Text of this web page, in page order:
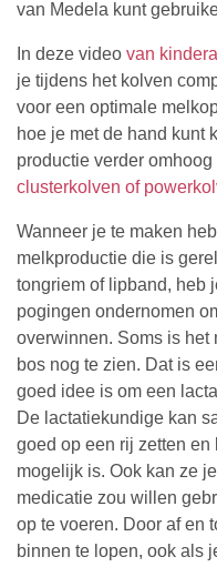
van Medela kunt
In deze video van
je tijdens het kolven
voor een optimale
hoe je met de hand kunt
productie verder
clusterkolven of
Wanneer je te maken
melkproductie die is
tongriem of lipband, heb
pogingen ondernomen
overwinnen. Soms is het
bos nog te zien. Dat is
goed idee is om een
De lactatiekundige kan
goed op een rij zetten
mogelijk is. Ook kan ze
medicatie zou willen
op te voeren. Door af en
binnen te lopen, ook als